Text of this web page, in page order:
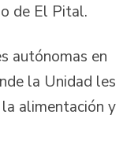
de El Pital.
autónomas en
la Unidad les
alimentación y